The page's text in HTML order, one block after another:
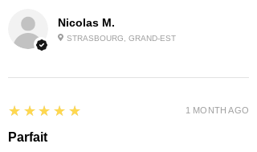
Nicolas M.
STRASBOURG, GRAND-EST
5
★★★★★
Parfait
1 MONTH AGO